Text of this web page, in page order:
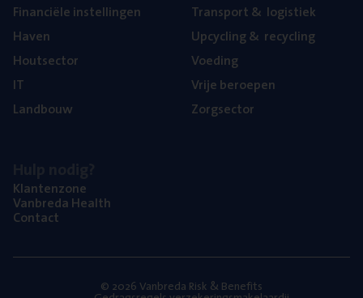
Finan­ci­ë­le instellingen
Haven
Hout­sec­tor
IT
Land­bouw
Trans­port& logistiek
Upcy­cling& recycling
Voe­ding
Vrije beroe­pen
Zorg­sec­tor
Klan­ten­zo­ne
Van­b­re­da Health
Con­tact
© 2026 Vanbreda Risk & Benefits